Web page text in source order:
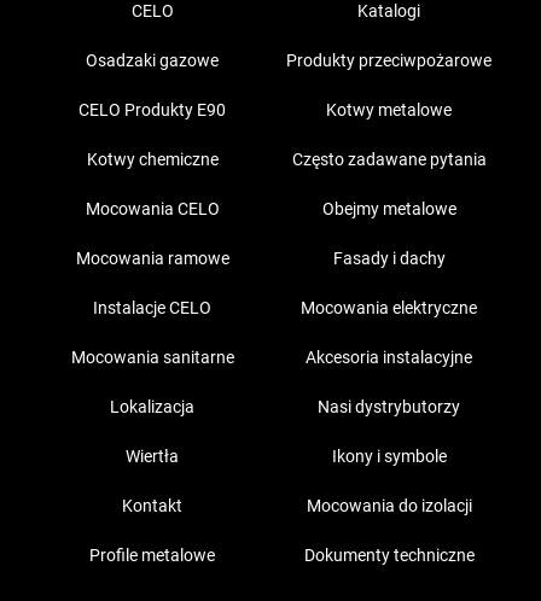
CELO Katalogi
Osadzaki gazowe Produkty przeciwpożarowe
CELO Produkty E90 Kotwy metalowe
Kotwy chemiczne Często zadawane pytania
Mocowania CELO Obejmy metalowe
Mocowania ramowe Fasady i dachy
Instalacje CELO Mocowania elektryczne
Mocowania sanitarne Akcesoria instalacyjne
Lokalizacja Nasi dystrybutorzy
Wiertła Ikony i symbole
Kontakt Mocowania do izolacji
Profile metalowe Dokumenty techniczne